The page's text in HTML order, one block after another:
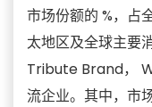
市场份额的 %，占
太地区及全球主要
Tribute Brand，
流企业。其中，市